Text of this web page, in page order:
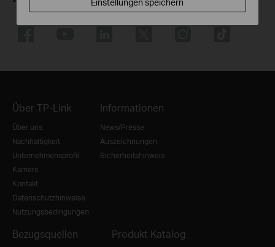
Über TP-Link
Über uns
Nachhaltigkeit
Unternehmensprofil
Karriere
Kontakt
Datenschutzhinweise
Nutzungsbedingungen
Informationen
News/Presse
Auszeichnungen
Sicherheitshinweis
Bezugsquellen Produkt Katalog